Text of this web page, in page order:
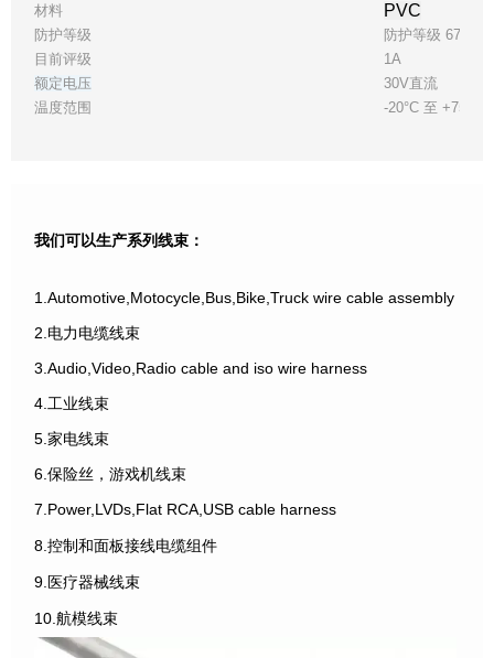
材料
PVC
防护等级
防护等级 67
目前评级
1A
额定电压
30V直流
温度范围
-20°C 至 +75°C
我们可以生产系列线束：
1.Automotive,Motocycle,Bus,Bike,Truck wire cable assembly
2.电力电缆线束
3.Audio,Video,Radio cable and iso wire harness
4.工业线束
5.家电线束
6.保险丝，游戏机线束
7.Power,LVDs,Flat RCA,USB cable harness
8.控制和面板接线电缆组件
9.医疗器械线束
10.航模线束